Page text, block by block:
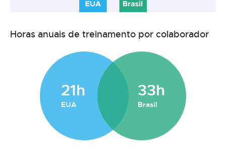
Horas anuais de treinamento por colaborador
21h
EUA
33h
Brasil